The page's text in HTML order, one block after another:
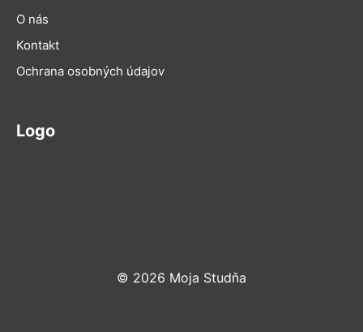
O nás
Kontakt
Ochrana osobných údajov
Logo
© 2026 Moja Studňa